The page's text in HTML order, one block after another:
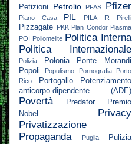
Petizioni
Petrolio PFAS Pfizer
Piano Casa PIL PILA IR Pirelli
Pizzagate PKK Plan Condor Plasma
POI Poliomelite Politica Interna
Politica Internazionale
Polizia Polonia
Ponte Morandi
Popoli
Populismo Pornografia
Porto
Rico
Portogallo
Potenziamento
anticorpo-dipendente (ADE)
Povertà Predator
Premio
Nobel
Privacy
Privatizzazione
Propaganda
Puglia
Pulizia